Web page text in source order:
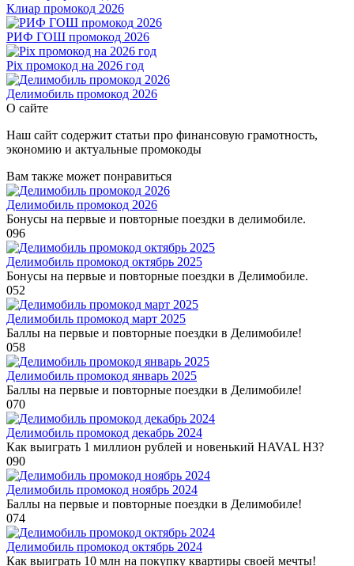
Клиар промокод 2026
РИФ ГОШ промокод 2026
Pix промокод на 2026 год
Делимобиль промокод 2026
О сайте
Наш сайт содержит статьи про финансовую грамотность,
экономию и актуальные промокоды
Вам также может понравиться
Делимобиль промокод 2026
Бонусы на первые и повторные поездки в делимобиле.
096
Делимобиль промокод октябрь 2025
Бонусы на первые и повторные поездки в Делимобиле.
052
Делимобиль промокод март 2025
Баллы на первые и повторные поездки в Делимобиле!
058
Делимобиль промокод январь 2025
Баллы на первые и повторные поездки в Делимобиле!
070
Делимобиль промокод декабрь 2024
Как выиграть 1 миллион рублей и новенький HAVAL H3?
090
Делимобиль промокод ноябрь 2024
Баллы на первые и повторные поездки в Делимобиле!
074
Делимобиль промокод октябрь 2024
Как выиграть 10 млн на покупку квартиры своей мечты!